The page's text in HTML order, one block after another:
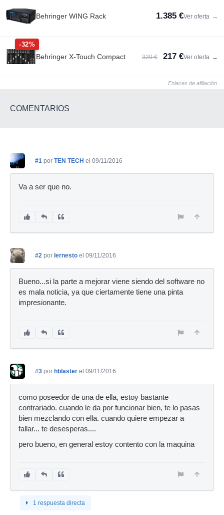
Behringer WING Rack 1.385 €Ver oferta →
-32%
Behringer X-Touch Compact 320 € 217 €Ver oferta →
Enlaces de afiliación
COMENTARIOS
#1 por TEN TECH el 09/11/2016
Va a ser que no.
#2 por Iernesto el 09/11/2016
Bueno...si la parte a mejorar viene siendo del software no
es mala noticia, ya que ciertamente tiene una pinta
impresionante.
#3 por hblaster el 09/11/2016
como poseedor de una de ella, estoy bastante
contrariado. cuando le da por funcionar bien, te lo pasas
bien mezclando con ella. cuando quiere empezar a
fallar... te desesperas....
pero bueno, en general estoy contento con la maquina
1 respuesta directa